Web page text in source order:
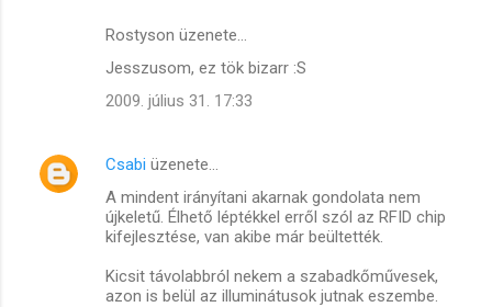
e
Rostyson üzenete…
Jesszusom, ez tök bizarr :S
2009. július 31. 17:33
Csabi üzenete…
A mindent irányítani akarnak gondolata nem
újkeletű. Élhető léptékkel erről szól az RFID chip
kifejlesztése, van akibe már beültették.
Kicsit távolabbról nekem a szabadkőművesek,
azon is belül az illuminátusok jutnak eszembe.